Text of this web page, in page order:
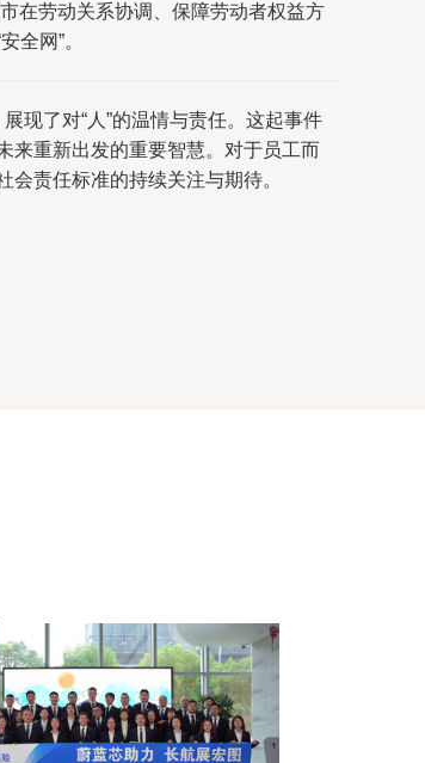
在劳动关系协调、保障劳动者权益方
全网”。
现了对“人”的温情与责任。这起事件
来重新出发的重要智慧。对于员工而
责任标准的持续关注与期待。